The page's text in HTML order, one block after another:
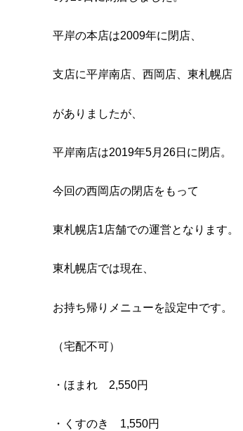
平岸の本店は2009年に閉店、
支店に平岸南店、西岡店、東札幌店
がありましたが、
平岸南店は2019年5月26日に閉店。
今回の西岡店の閉店をもって
東札幌店1店舗での運営となります。
東札幌店では現在、
お持ち帰りメニューを設定中です。
（宅配不可）
・ほまれ 2,550円
・くすのき 1,550円